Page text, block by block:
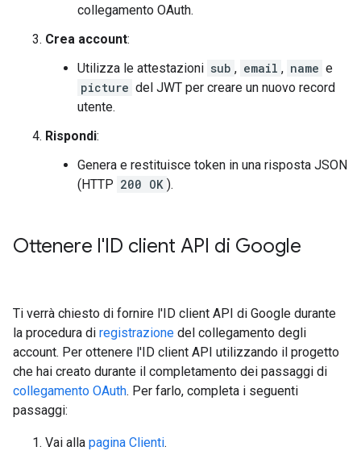
collegamento OAuth.
Crea account:
Utilizza le attestazioni sub , email , name e
picture del JWT per creare un nuovo record
utente.
Rispondi:
Genera e restituisce token in una risposta JSON
(HTTP 200 OK ).
Ottenere l'ID client API di Google
Ti verrà chiesto di fornire l'ID client API di Google durante
la procedura di registrazione del collegamento degli
account. Per ottenere l'ID client API utilizzando il progetto
che hai creato durante il completamento dei passaggi di
collegamento OAuth. Per farlo, completa i seguenti
passaggi:
Vai alla pagina Clienti.